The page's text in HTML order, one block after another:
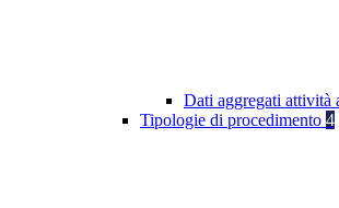
Dati aggregati attività
Tipologie di procedimento 4